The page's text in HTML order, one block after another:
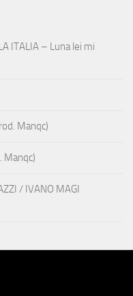
ITALIA – Luna lei mi
Manqc)
Manqc)
/ IVANO MAGI